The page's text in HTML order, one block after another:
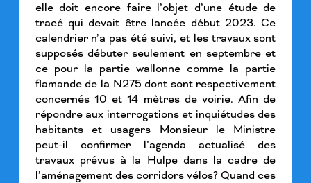
elle doit encore faire l’objet d’une étude de
tracé qui devait être lancée début 2023. Ce
calendrier n’a pas été suivi, et les travaux sont
supposés débuter seulement en septembre et
ce pour la partie wallonne comme la partie
flamande de la N275 dont sont respectivement
concernés 10 et 14 mètres de voirie. Afin de
répondre aux interrogations et inquiétudes des
habitants et usagers Monsieur le Ministre
peut-il confirmer l’agenda actualisé des
travaux prévus à la Hulpe dans la cadre de
l’aménagement des corridors vélos? Quand ces